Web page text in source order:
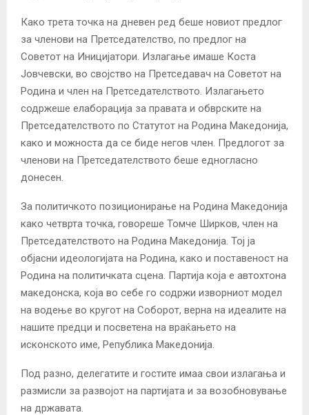
Како трета точка на дневен ред беше новиот предлог
за членови на Претседателство, по предлог на
Советот на Иницијатори. Излагање имаше Коста
Јовчевски, во својство на Претседавач на Советот на
Родина и член на Претседателството. Излагањето
содржеше елаборација за правата и обврските на
Претседателството по Статутот на Родина Македонија,
како и можноста да се биде негов член. Предлогот за
членови на Претседателството беше едногласно
донесен.
За политичкото позиционирање на Родина Македонија
како четврта точка, говореше Томче Ширков, член на
Претседателството на Родина Македонија. Тој ја
објасни идеологијата на Родина, како и поставеност на
Родина на политичката сцена. Партија која е автохтона
македонска, која во себе го содржи изворниот модел
на водење во кругот на Соборот, верна на идеалите на
нашите предци и посветена на враќањето на
исконското име, Република Македонија.
Под разно, делегатите и гостите имаа свои излагања и
размисли за развојот на партијата и за возобновување
на државата.